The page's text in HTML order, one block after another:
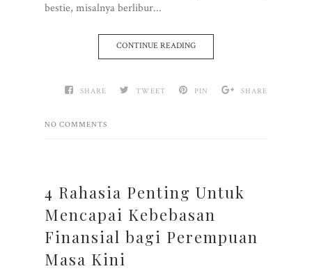
bestie, misalnya berlibur...
CONTINUE READING
SHARE TWEET PIN SHARE
NO COMMENTS
4 Rahasia Penting Untuk
Mencapai Kebebasan
Finansial bagi Perempuan
Masa Kini